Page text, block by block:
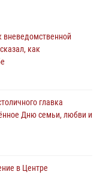
на «Радио Москвы»
в нападении
Москве подвели итоги
задержали мужчину,
как
главка
Дню семьи, любви и
в Центре